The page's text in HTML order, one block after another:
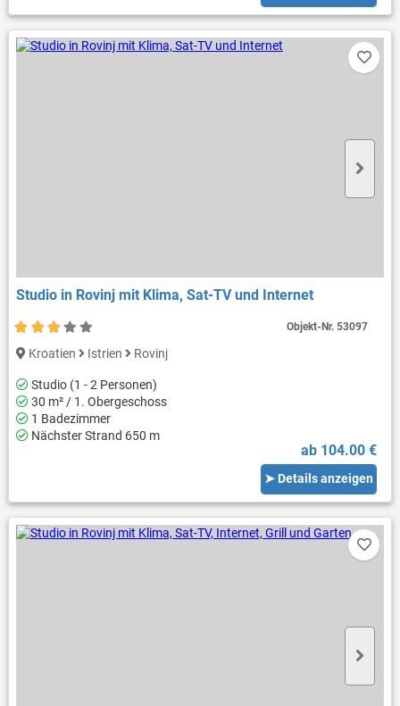
Studio in Rovinj mit Klima, Sat-TV und Internet
Kroatien Istrien Rovinj
Studio (1 - 2 Personen)
30 m² / 1. Obergeschoss
1 Badezimmer
Nächster Strand 650 m
ab 104.00 €
➤ Details anzeigen
Objekt-Nr.53097